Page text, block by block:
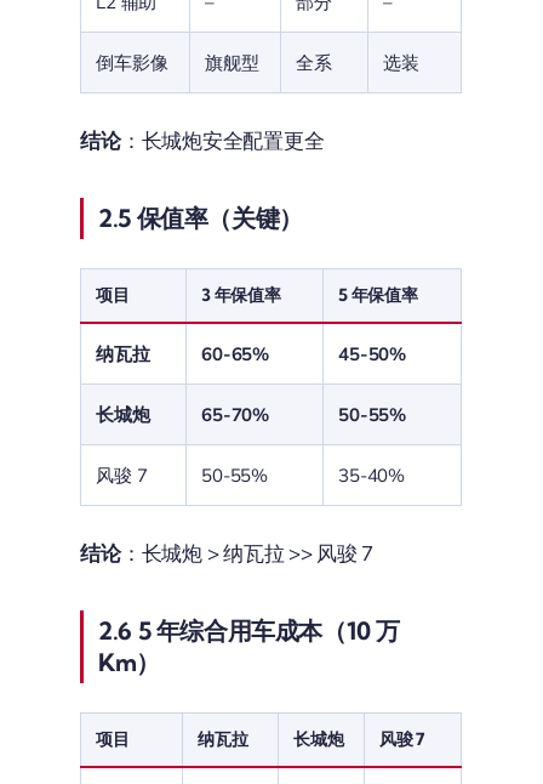
倒车影像 旗舰型 全系 选装
结论：长城炮安全配置更全
2.5 保值率（关键）
项目 3 年保值率 5 年保值率
纳瓦拉 60-65% 45-50%
长城炮 65-70% 50-55%
风骏 7 50-55% 35-40%
结论：长城炮 > 纳瓦拉 >> 风骏 7
2.6 5 年综合用车成本（10 万
Km）
项目 纳瓦拉 长城炮 风骏 7